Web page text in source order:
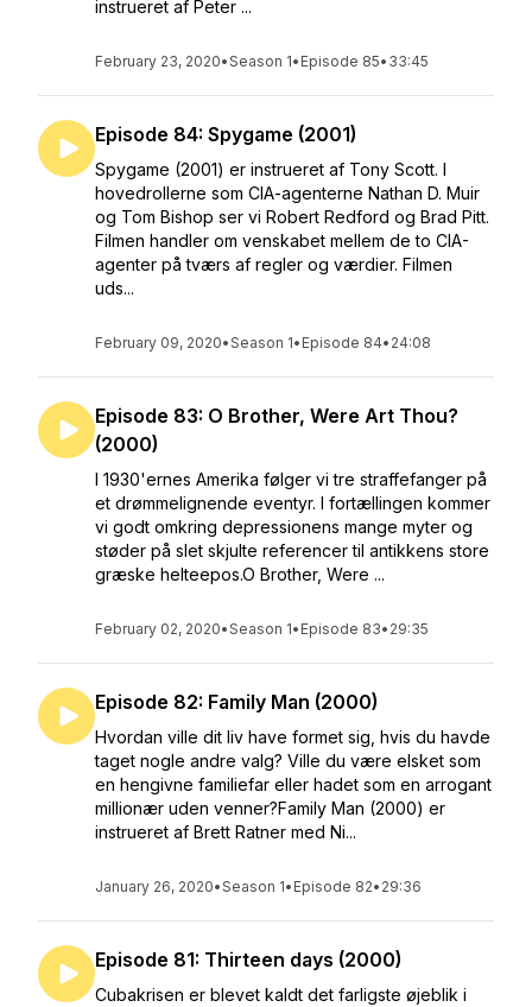
instrueret af Peter ...
February 23, 2020•Season 1• Episode 85• 33:45
Episode 84: Spygame (2001)
Spygame (2001) er instrueret af Tony Scott. I
hovedrollerne som CIA-agenterne Nathan D. Muir
og Tom Bishop ser vi Robert Redford og Brad Pitt.
Filmen handler om venskabet mellem de to CIA-
agenter på tværs af regler og værdier. Filmen
uds...
February 09, 2020•Season 1• Episode 84• 24:08
Episode 83: O Brother, Were Art Thou?
(2000)
I 1930'ernes Amerika følger vi tre straffefanger på
et drømmelignende eventyr. I fortællingen kommer
vi godt omkring depressionens mange myter og
støder på slet skjulte referencer til antikkens store
græske helteepos.O Brother, Were ...
February 02, 2020•Season 1• Episode 83• 29:35
Episode 82: Family Man (2000)
Hvordan ville dit liv have formet sig, hvis du havde
taget nogle andre valg? Ville du være elsket som
en hengivne familiefar eller hadet som en arrogant
millionær uden venner?Family Man (2000) er
instrueret af Brett Ratner med Ni...
January 26, 2020•Season 1• Episode 82• 29:36
Episode 81: Thirteen days (2000)
Cubakrisen er blevet kaldt det farligste øjeblik i